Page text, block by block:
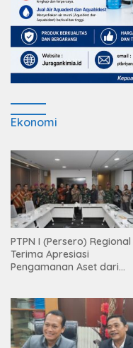
Ekonomi
PTPN I (Persero) Regional
Terima Apresiasi
Pengamanan Aset dari